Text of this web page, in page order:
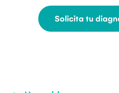
Solicita tu